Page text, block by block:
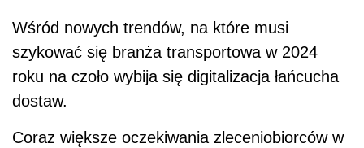
Wśród nowych trendów, na które musi
szykować się branża transportowa w 2024
roku na czoło wybija się digitalizacja łańcucha
dostaw.
Coraz większe oczekiwania zleceniobiorców w